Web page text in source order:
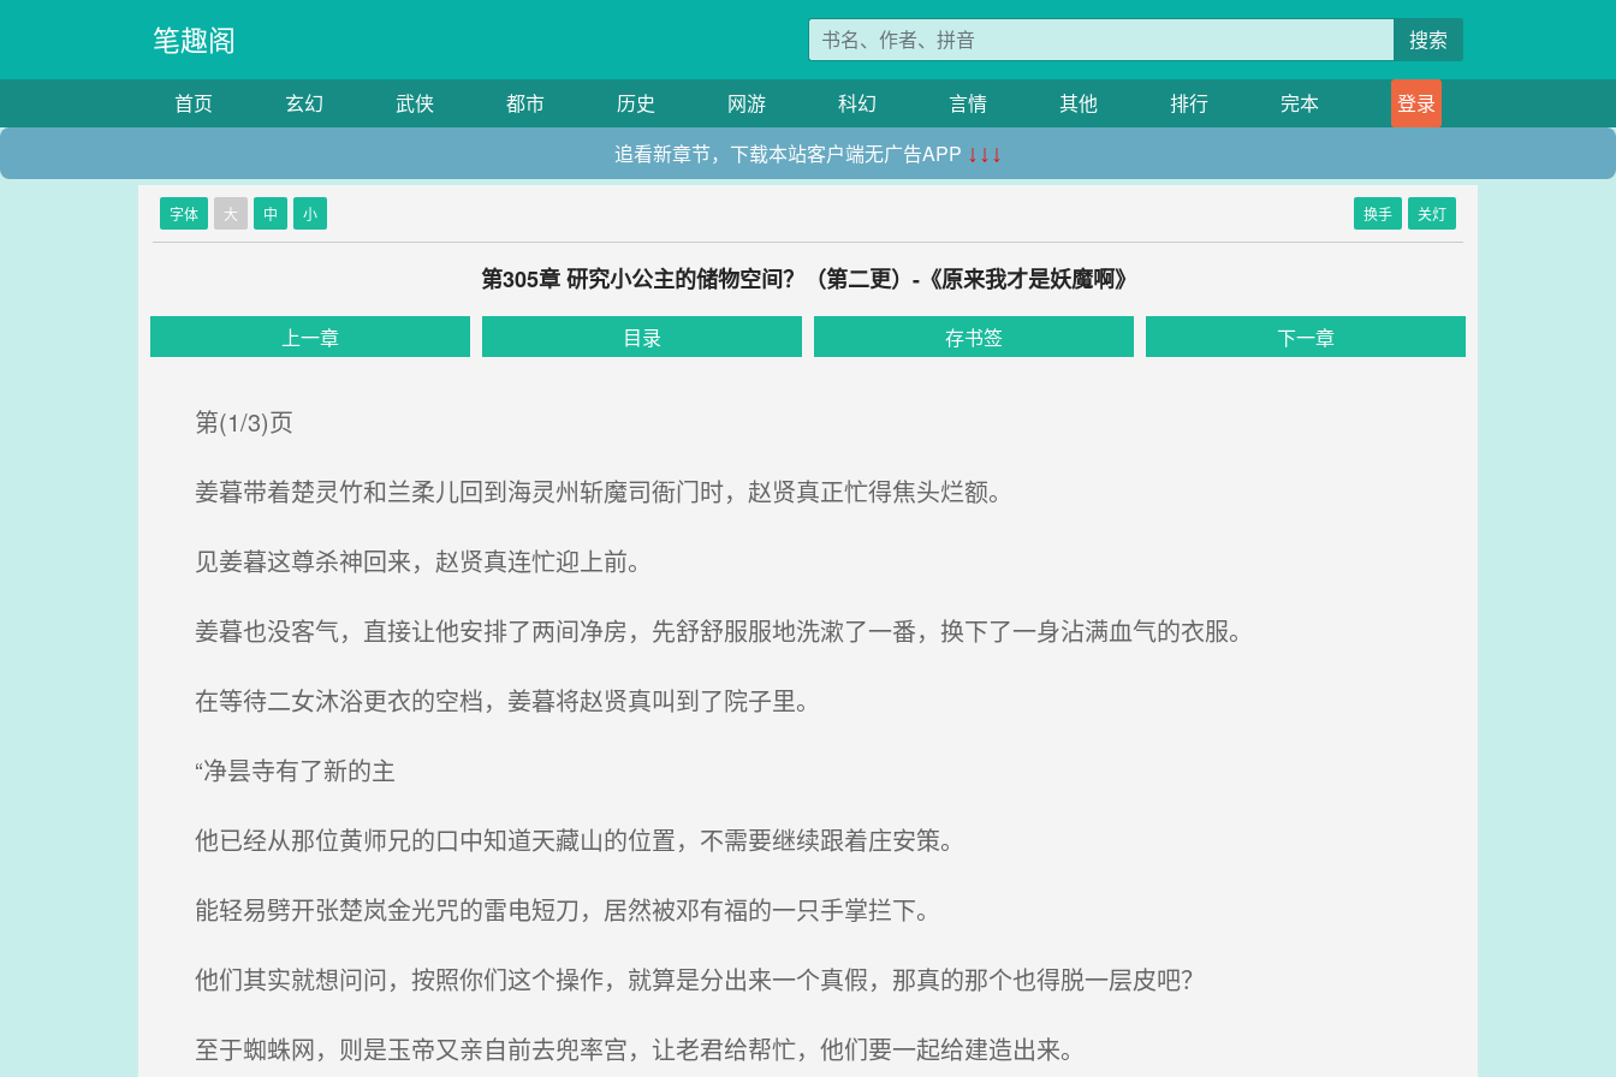
笔趣阁 搜索
首页 玄幻 武侠 都市 历史 网游 科幻 言情 其他 排行 完本
登录
追看新章节，下载本站客户端无广告APP ↓↓↓
字体 大 中 小 换手 关灯
第305章 研究小公主的储物空间？（第二更）-《原来我才是妖魔啊》
上一章 目录 存书签 下一章
第(1/3)页
姜暮带着楚灵竹和兰柔儿回到海灵州斩魔司衙门时，赵贤真正忙得焦头烂额。
见姜暮这尊杀神回来，赵贤真连忙迎上前。
姜暮也没客气，直接让他安排了两间净房，先舒舒服服地洗漱了一番，换下了一身沾满血气的衣服。
在等待二女沐浴更衣的空档，姜暮将赵贤真叫到了院子里。
“净昙寺有了新的主
他已经从那位黄师兄的口中知道天藏山的位置，不需要继续跟着庄安策。
能轻易劈开张楚岚金光咒的雷电短刀，居然被邓有福的一只手掌拦下。
他们其实就想问问，按照你们这个操作，就算是分出来一个真假，那真的那个也得脱一层皮吧？
至于蜘蛛网，则是玉帝又亲自前去兜率宫，让老君给帮忙，他们要一起给建造出来。